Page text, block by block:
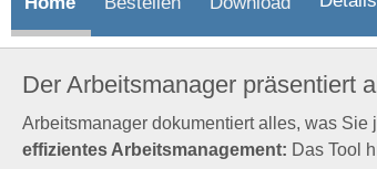
Der Arbeitsmanager präsentiert
Arbeitsmanager dokumentiert alles, was
effizientes Arbeitsmanagement: Das Tool